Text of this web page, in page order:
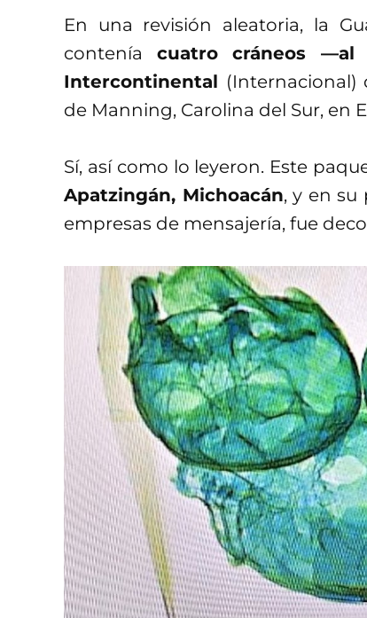
En una revisión aleatoria, la
contenía cuatro cráneos —al
Intercontinental (Internacional)
de Manning, Carolina del Sur, en
Sí, así como lo leyeron. Este
Apatzingán, Michoacán, y en su
empresas de mensajería, fue